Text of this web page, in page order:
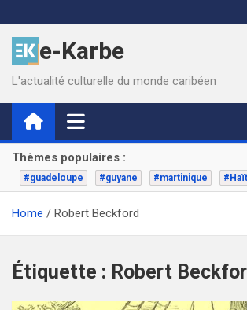
to
contente-Karbe
L'actualité culturelle du monde caribéen
Thèmes populaires :
#guadeloupe #guyane #martinique
Home Robert Beckford
Étiquette : Robert